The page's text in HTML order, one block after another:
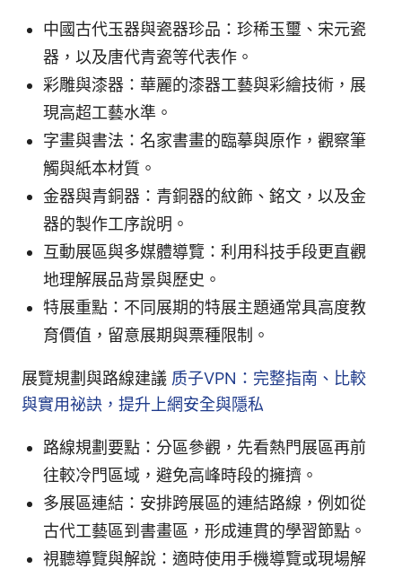
中國古代玉器與瓷器珍品：珍稀玉璽、宋元瓷
器，以及唐代青瓷等代表作。
彩雕與漆器：華麗的漆器工藝與彩繪技術，展
現高超工藝水準。
字畫與書法：名家書畫的臨摹與原作，觀察筆
觸與紙本材質。
金器與青銅器：青銅器的紋飾、銘文，以及金
器的製作工序說明。
互動展區與多媒體導覽：利用科技手段更直觀
地理解展品背景與歷史。
特展重點：不同展期的特展主題通常具高度教
育價值，留意展期與票種限制。
展覽規劃與路線建議 质子VPN：完整指南、比較
與實用祕訣，提升上網安全與隱私
路線規劃要點：分區參觀，先看熱門展區再前
往較冷門區域，避免高峰時段的擁擠。
多展區連結：安排跨展區的連結路線，例如從
古代工藝區到書畫區，形成連貫的學習節點。
視聽導覽與解說：適時使用手機導覽或現場解